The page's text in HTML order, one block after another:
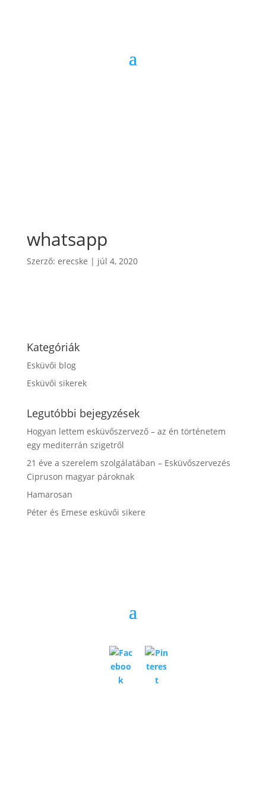
whatsapp
Szerző: erecske | júl 4, 2020
Kategóriák
Esküvői blog
Esküvői sikerek
Legutóbbi bejegyzések
Hogyan lettem esküvőszervező – az én történetem
egy mediterrán szigetről
21 éve a szerelem szolgálatában – Esküvőszervezés
Cipruson magyar pároknak
Hamarosan
Péter és Emese esküvői sikere